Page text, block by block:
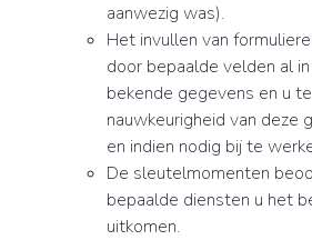
aanwezig was).
Het invullen van
door bepaalde velden al
bekende gegevens en u
nauwkeurigheid van deze
en indien nodig bij te
De sleutelmomenten
bepaalde diensten u het
uitkomen.